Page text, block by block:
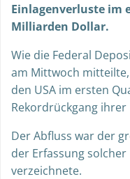
Einlagenverluste im
Milliarden Dollar.
Wie die Federal
am Mittwoch
den USA im ersten
Rekordrückgang ihrer
Der Abfluss war der
der Erfassung solcher
verzeichnete.